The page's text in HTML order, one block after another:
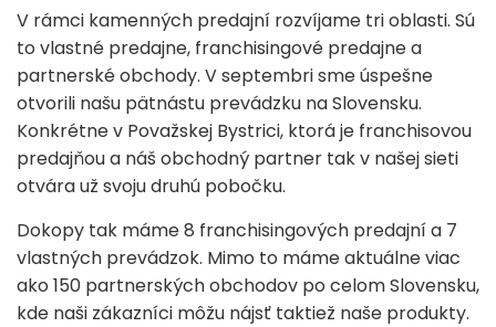
V rámci kamenných predajní rozvíjame tri oblasti. Sú
to vlastné predajne, franchisingové predajne a
partnerské obchody. V septembri sme úspešne
otvorili našu pätnástu prevádzku na Slovensku.
Konkrétne v Považskej Bystrici, ktorá je franchisovou
predajňou a náš obchodný partner tak v našej sieti
otvára už svoju druhú pobočku.
Dokopy tak máme 8 franchisingových predajní a 7
vlastných prevádzok. Mimo to máme aktuálne viac
ako 150 partnerských obchodov po celom Slovensku,
kde naši zákazníci môžu nájsť taktiež naše produkty.